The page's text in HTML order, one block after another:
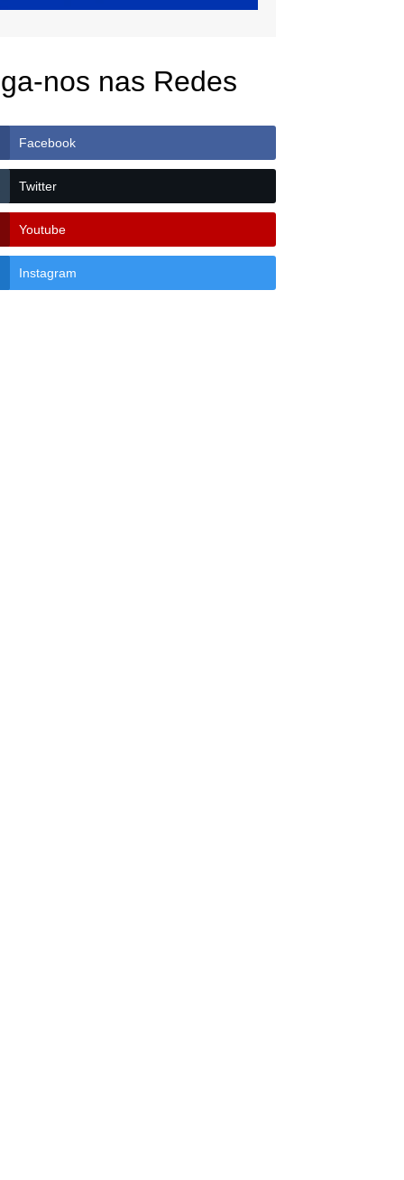
nos nas Redes
Facebook
Twitter
Youtube
Instagram